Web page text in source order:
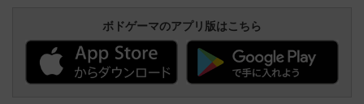
ボドゲーマのアプリ版はこちら